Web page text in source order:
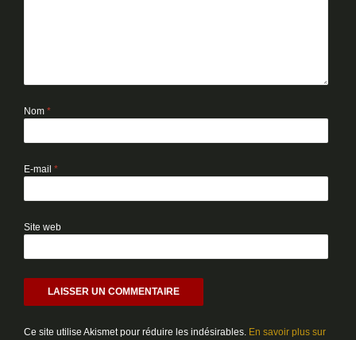
Nom *
E-mail *
Site web
Ce site utilise Akismet pour réduire les indésirables. En savoir plus sur